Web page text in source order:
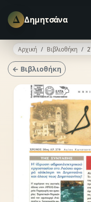
Δ Δημητσάνα
Αρχική Βιβλιοθήκη
← Βιβλιοθήκη